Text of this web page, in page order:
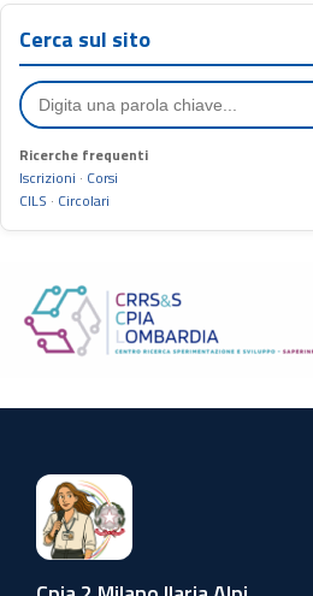
Cerca sul sito
Ricerche frequenti
Iscrizioni · Corsi
CILS · Circolari